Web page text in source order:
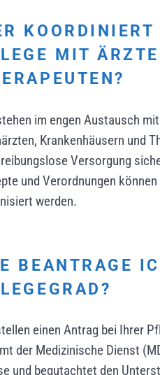
KOORDINIERT
MIT
im engen Austausch
Krankenhäusern und
Versorgung
und Verordnungen
werden.
BEANTRAGE
einen Antrag bei Ihrer
der Medizinische Dienst
und begutachtet den